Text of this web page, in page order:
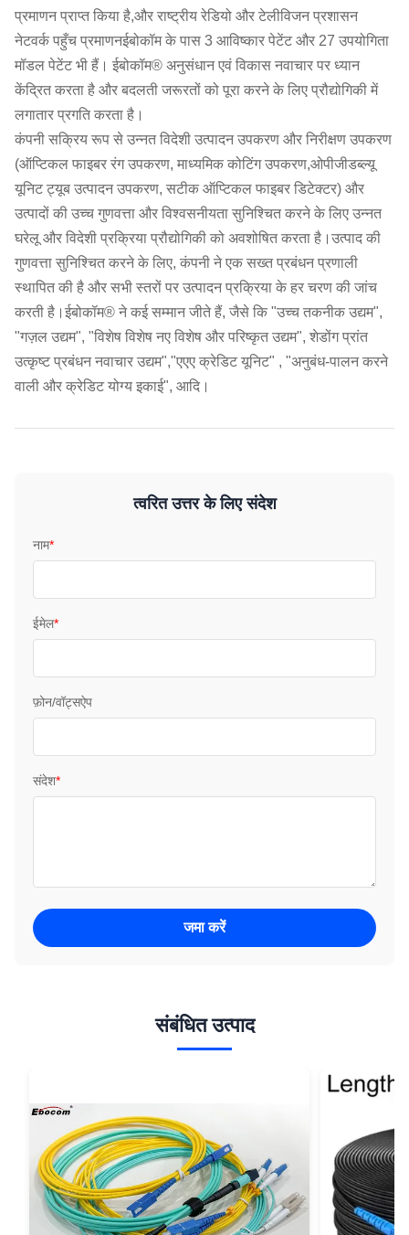
प्रमाणन प्राप्त किया है,और राष्ट्रीय रेडियो और टेलीविजन प्रशासन
नेटवर्क पहुँच प्रमाणनईबोकॉम के पास 3 आविष्कार पेटेंट और 27 उपयोगिता
मॉडल पेटेंट भी हैं। ईबोकॉम® अनुसंधान एवं विकास नवाचार पर ध्यान
केंद्रित करता है और बदलती जरूरतों को पूरा करने के लिए प्रौद्योगिकी में
लगातार प्रगति करता है।
कंपनी सक्रिय रूप से उन्नत विदेशी उत्पादन उपकरण और निरीक्षण उपकरण
(ऑप्टिकल फाइबर रंग उपकरण, माध्यमिक कोटिंग उपकरण,ओपीजीडब्ल्यू
यूनिट ट्यूब उत्पादन उपकरण, सटीक ऑप्टिकल फाइबर डिटेक्टर) और
उत्पादों की उच्च गुणवत्ता और विश्वसनीयता सुनिश्चित करने के लिए उन्नत
घरेलू और विदेशी प्रक्रिया प्रौद्योगिकी को अवशोषित करता है।उत्पाद की
गुणवत्ता सुनिश्चित करने के लिए, कंपनी ने एक सख्त प्रबंधन प्रणाली
स्थापित की है और सभी स्तरों पर उत्पादन प्रक्रिया के हर चरण की जांच
करती है।ईबोकॉम® ने कई सम्मान जीते हैं, जैसे कि "उच्च तकनीक उद्यम",
"गज़ल उद्यम", "विशेष विशेष नए विशेष और परिष्कृत उद्यम", शेडोंग प्रांत
उत्कृष्ट प्रबंधन नवाचार उद्यम","एएए क्रेडिट यूनिट" , "अनुबंध-पालन करने
वाली और क्रेडिट योग्य इकाई", आदि।
त्वरित उत्तर के लिए संदेश
नाम*
ईमेल*
फ़ोन/वॉट्सऐप
संदेश*
जमा करें
संबंधित उत्पाद